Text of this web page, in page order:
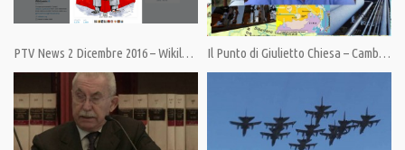
Steve Pieczenik
PTV News 2 Dicembre 2016 – Wikileaks scopre un grave scandalo governativo in Germania Il Punto di Giulietto Chiesa – Cambio di Vettore. [21 maggio 2014]